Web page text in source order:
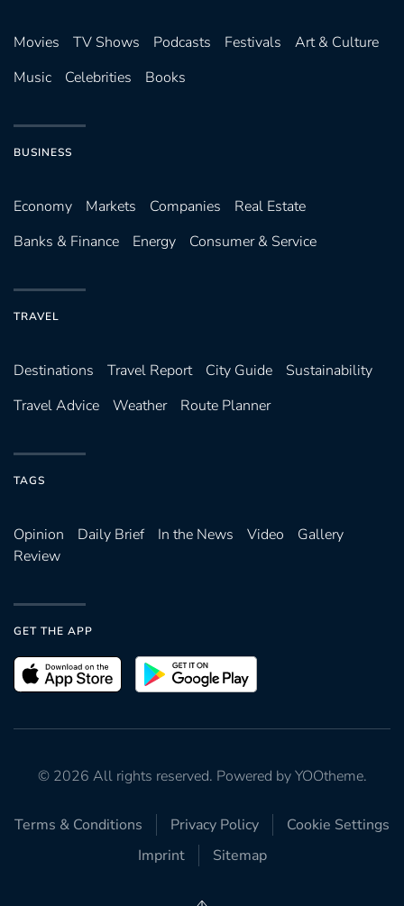
Movies TV Shows Podcasts Festivals
Art & Culture
Music
Celebrities Books
BUSINESS
Economy Markets Companies
Real Estate
Banks & Finance
Energy Consumer & Service
TRAVEL
Destinations Travel Report City Guide
Sustainability
Travel Advice
Weather Route Planner
TAGS
Opinion Daily Brief In the News Video
Gallery
Review
GET THE APP
© 2026 All rights reserved. Powered byYOOtheme.
Terms & Conditions Privacy Policy
Cookie Settings
Imprint
Sitemap